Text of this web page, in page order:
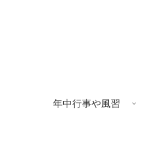
年中行事や風習